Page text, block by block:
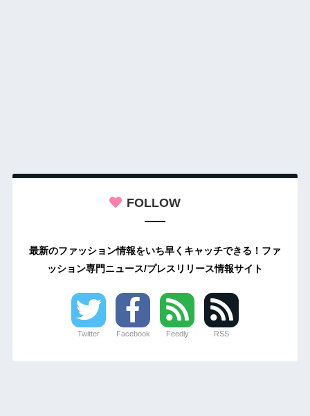
FOLLOW
最新のファッション情報をいち早くキャッチできる！ファ
ッション専門ニュース/プレスリリース情報サイト
Twitter Facebook Feedly RSS